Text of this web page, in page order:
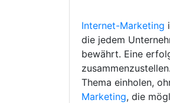
Internet-Marketing
die jedem
bewährt. Eine
Thema einholen,
Marketing, die